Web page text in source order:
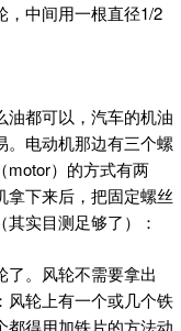
，中间用一根直径1/2
油都可以，汽车的机油
。电动机那边有三个螺
motor）的方式有两
拿下来后，把固定螺丝
实目测足够了）：
了。风轮不需要拿出
风轮上有一个或几个铁
都得用加铁片的方法动